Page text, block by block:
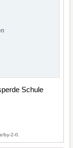
Schule
by-2-0.